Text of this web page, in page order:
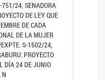
24, SENADORA
DE LEY QUE
DE CADA
DE LA MUJER
S-1502/24,
PROYECTO
DÍA 24 DE JUNIO
N